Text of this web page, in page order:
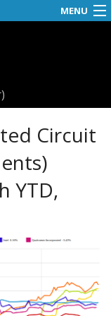
MENU
Circuit
YTD,